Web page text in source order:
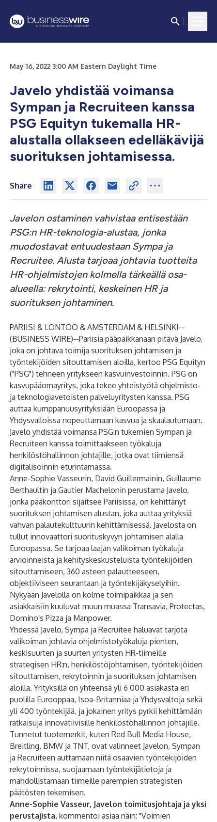
May 16, 2022 3:00 AM Eastern Daylight Time
Javelo yhdistää voimansa
Sympan ja Recruiteen kanssa
PSG Equityn tukemalla HR-
alustalla ollakseen edelläkävijä
suorituksen johtamisessa.
Share
Javelon ostaminen vahvistaa entisestään
PSG:n HR-teknologia-alustaa, jonka
muodostavat entuudestaan Sympa ja
Recruitee. Alusta tarjoaa johtavia tuotteita
HR-ohjelmistojen kolmella tärkeällä osa-
alueella: rekrytointi, keskeinen HR ja
suorituksen johtaminen.
PARIISI & LONTOO & AMSTERDAM & HELSINKI--
(BUSINESS WIRE)--Pariisia pääpaikkanaan pitävä Javelo,
joka on johtava toimija suorituksen johtamisen ja
työntekijöiden sitouttamisen aloilla, kertoo PSG Equityn
("PSG") tehneen yritykseen kasvuinvestoinnin. PSG on
kasvupääomayritys, joka tekee yhteistyötä ohjelmisto-
ja teknologiavetoisten palveluyritysten kanssa. PSG
auttaa kumppanuusyrityksiään Euroopassa ja
Yhdysvalloissa nopeuttamaan kasvua ja skaalautumaan.
Javelo yhdistää voimansa PSG:n tukemien Sympan ja
Recruiteen kanssa toimittaakseen työkaluja
henkilöstöhallinnon johtajille, jotka ovat tiimiensä
digitalisoinnin eturintamassa.
Anne-Sophie Vasseurin, David Guillermainin, Guillaume
Berthaultin ja Gautier Machelonin perustama Javelo,
jonka pääkonttori sijaitsee Pariisissa, on kehittänyt
suorituksen johtamisen alustan, joka auttaa yrityksiä
vahvan palautekulttuurin kehittämisessä. Javelosta on
tullut innovaattori suorituskyvyn johtamisen alalla
Euroopassa. Se tarjoaa laajan valikoiman työkaluja
arvioinneista ja kehityskeskusteluista työntekijöiden
sitouttamiseen, 360 asteen palautteeseen,
objektiiviseen seurantaan ja työntekijäkyselyihin.
Nykyään Javelolla on kolme toimipaikkaa ja sen
asiakkaisiin kuuluvat muun muassa Transavia, Protectas,
Domino's Pizza ja Manpower.
Yhdessä Javelo, Sympa ja Recruitee haluavat tarjota
valikoiman johtavia ohjelmistotyökaluja pienten,
keskisuurten ja suurten yritysten HR-tiimeille
strategisen HR:n, henkilöstöjohtamisen, työntekijöiden
sitouttamisen, rekrytoinnin ja suorituksen johtamisen
aloilla. Yrityksillä on yhteensä yli 6 000 asiakasta eri
puolilla Eurooppaa, Isoa-Britanniaa ja Yhdysvaltoja sekä
yli 400 työntekijää, ja jokainen yritys pyrkii kehittämään
ratkaisuja innovatiivisille henkilöstöhallinnon johtajille.
Tunnetut tuotemerkit, kuten Red Bull Media House,
Breitling, BMW ja TNT, ovat valinneet Javelon, Sympan
ja Recruiteen auttamaan niitä osaavien työntekijöiden
rekrytoinnissa, suojaamaan työntekijätietoja ja
mahdollistamaan tiimeille parempien strategisten
päätösten tekemisen.
Anne-Sophie Vasseur, Javelon toimitusjohtaja ja yksi
perustajista, kommentoi asiaa näin: "Voimien